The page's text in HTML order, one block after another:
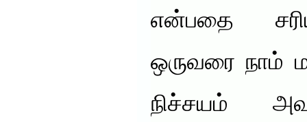
என்பதை
ஒருவரை நாம்
நிச்சயம்